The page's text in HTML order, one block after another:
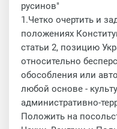
русинов"
1.Четко очертить и
положениях
статьи 2, позицию
относительно
обособления или
любой основе -
административно-
Положить на